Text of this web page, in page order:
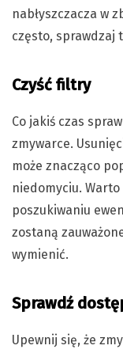
nabłyszczacza w
często, sprawdzaj
Czyść filtry
Co jakiś czas
zmywarce.
może znacząco
niedomyciu.
poszukiwaniu
zostaną
wymienić.
Sprawdź
Upewnij się, że